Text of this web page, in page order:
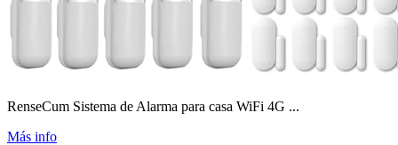
RenseCum Sistema de Alarma para casa WiFi 4G ...
Más info